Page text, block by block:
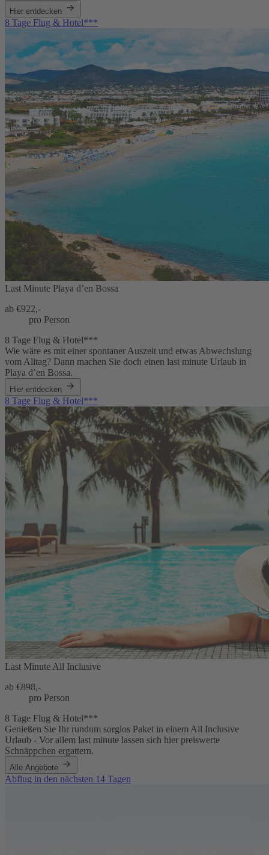
Hier entdecken
8 Tage Flug & Hotel***
Last Minute Playa d’en Bossa
ab €922,-
pro Person
8 Tage Flug & Hotel***
Wie wäre es mit einer spontaner Auszeit und etwas Abwechslung
vom Alltag? Dann machen Sie doch einen last minute Urlaub in
Playa d’en Bossa.
Hier entdecken
8 Tage Flug & Hotel***
Last Minute All Inclusive
ab €898,-
pro Person
8 Tage Flug & Hotel***
Genießen Sie Ihr rundum sorglos Paket in einem All Inclusive
Urlaub - Vor allem last minute lassen sich hier preiswerte
Schnäppchen ergattern.
Alle Angebote
Abflug in den nächsten 14 Tagen